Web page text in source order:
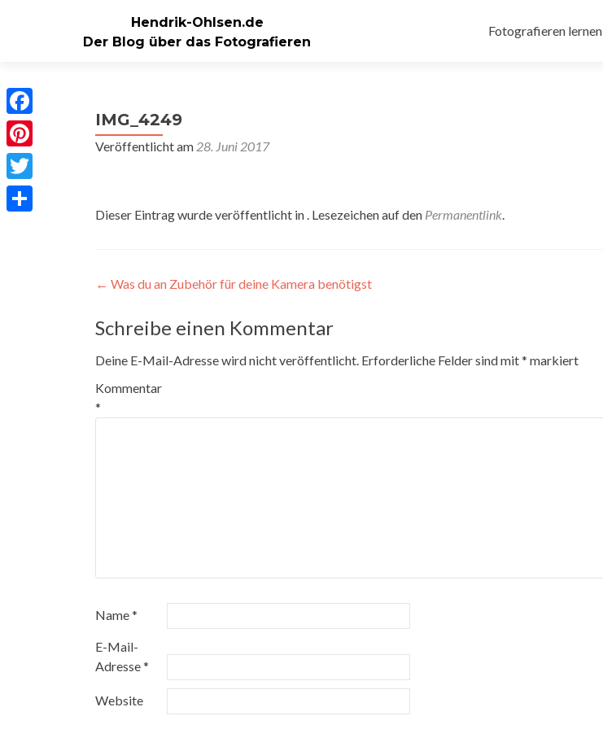
Hendrik-Ohlsen.de
Der Blog über das Fotografieren
Inhalt
Fotografieren lernen
IMG_4249
Veröffentlicht am 28. Juni 2017
Dieser Eintrag wurde veröffentlicht in . Lesezeichen auf den Permanentlink.
Beitragsnavigation
← Was du an Zubehör für deine Kamera benötigst
Schreibe einen Kommentar
Deine E-Mail-Adresse wird nicht veröffentlicht. Erforderliche Felder sind mit* markiert
Kommentar
*
Name*
E-Mail-
Adresse*
Website
Facebook
Pinterest
Twitter